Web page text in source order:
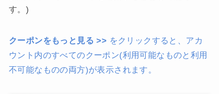
す。)
クーポンをもっと見る >> をクリックすると、アカ
ウント内のすべてのクーポン(利用可能なものと利用
不可能なものの両方)が表示されます。